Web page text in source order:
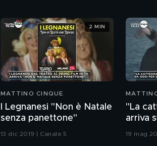
MATTINO CINQUE
I Legnanesi "Non è Natale
senza panettone"
13 dic 2019 | Canale 5
2 MIN
"La
arriva
19 mag